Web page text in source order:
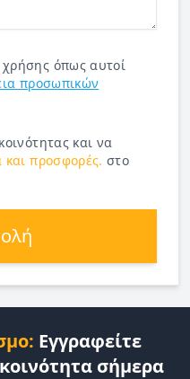
όπως αυτοί
προσωπικών
και να
προσφορές. στο
Εγγραφείτε
σήμερα